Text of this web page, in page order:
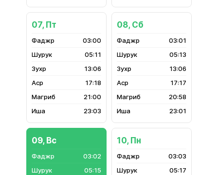
07, Пт
03:00
05:11
13:06
17:18
21:00
23:03
08, Сб
03:01
05:13
13:06
17:17
20:58
23:01
09, Вс
03:02
05:15
10, Пн
03:03
05:17